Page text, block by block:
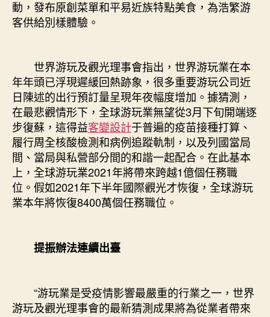
動，發布原創菜單和平易近族特點美食，為浩繁游
客供給別樣體驗。
世界游玩及觀光理事會指出，世界游玩業在本
年年頭已浮現遲緩回熱跡象，很多重要游玩公司近
日陳述的出行預訂量呈現年夜幅度增加。據猜測，
在最悲觀情形下，全球游玩業無望從3月下旬開端逐
步復蘇，這得益客變設計于普遍的疫苗接種打算、
履行周全核酸檢測和病例追蹤軌制，以及列國當局
間、當局與私營部分間的和諧一起配合。在此基本
上，全球游玩業2021年將帶來跨越1億個任務職
位。假如2021年下半年國際觀光才恢復，全球游玩
業本年將恢復8400萬個任務職位。
提振辦法連續出臺
“游玩業是受疫情影響最嚴重的行業之一，世界
游玩及觀光理事會的最新猜測成果將為從業者帶來